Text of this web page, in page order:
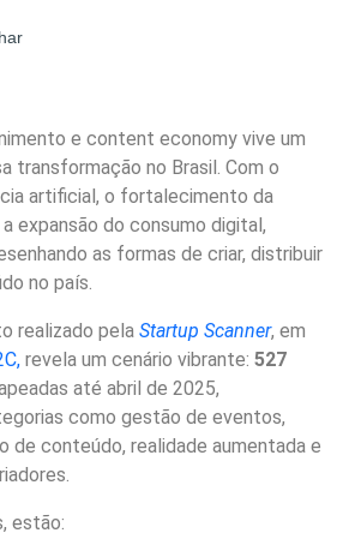
e content economy vive um
transformação no Brasil. Com o
artificial, o fortalecimento da
a expansão do consumo digital,
as formas de criar, distribuir
no país.
realizado pela Startup Scanner, em
revela um cenário vibrante: 527
até abril de 2025,
como gestão de eventos,
de conteúdo, realidade aumentada e
estão: